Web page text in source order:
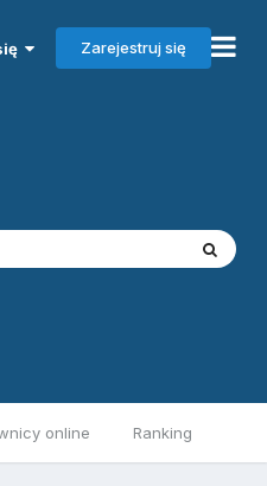
Zarejestruj się
online Ranking